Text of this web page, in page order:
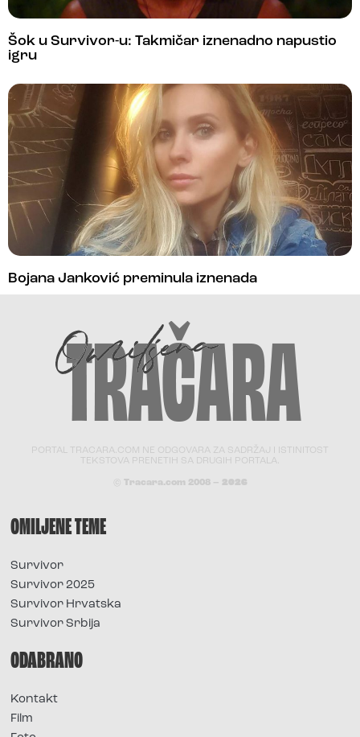
Šok u Survivor-u: Takmičar iznenadno napustio
igru
Bojana Janković preminula iznenada
PORTAL TRACARA.COM NE ODGOVARA ZA SADRŽAJ I ISTINITOST
TEKSTOVA PRENETIH SA DRUGIH PORTALA.
© Tracara.com 2008 – 2026
OMILJENE TEME
Survivor
Survivor 2025
Survivor Hrvatska
Survivor Srbija
ODABRANO
Kontakt
Film